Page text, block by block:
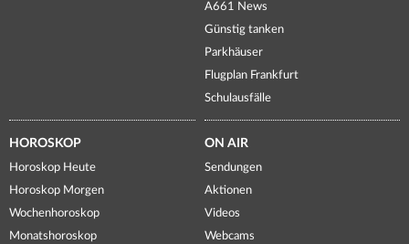
A661 News
Günstig tanken
Parkhäuser
Flugplan Frankfurt
Schulausfälle
HOROSKOP
Horoskop Heute
Horoskop Morgen
Wochenhoroskop
Monatshoroskop
ON AIR
Sendungen
Aktionen
Videos
Webcams